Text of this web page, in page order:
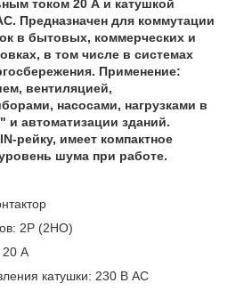
током 20 А и катушкой
Предназначен для коммутации
в бытовых, коммерческих и
в том числе в системах
Применение:
вентиляцией,
насосами, нагрузками в
автоматизации зданий.
рейку, имеет компактное
шума при работе.
2P (2НО)
20 А
катушки: 230 В AC